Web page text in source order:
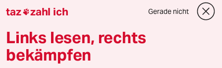
ToSten23
Resolution 1701 usw., die Internationale
Community hat Israel im Stich gelassen.
taz zahl ich Gerade nicht
Links lesen, rechts
bekämpfen